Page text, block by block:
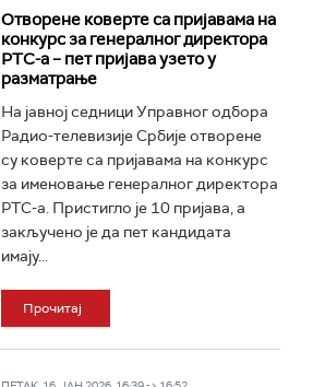
Отворене коверте са пријавама на
конкурс за генералног директора
РТС-а – пет пријава узето у
разматрање
На јавној седници Управног одбора
Радио-телевизије Србије отворене
су коверте са пријавама на конкурс
за именовање генералног директора
РТС-а. Пристигло је 10 пријава, а
закључено је да пет кандидата
имају...
Прочитај